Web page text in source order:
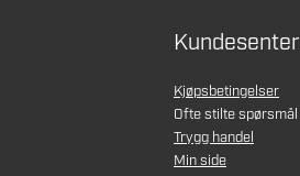
Kundesenter
Kjøpsbetingelser
Ofte stilte spørsmål
Trygg handel
Min side